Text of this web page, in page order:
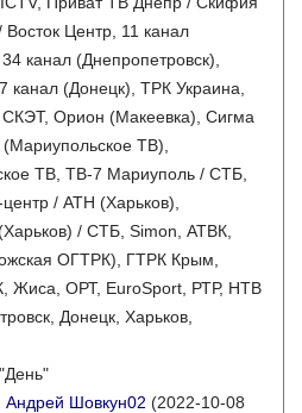
Восток Центр, 11 канал
канал (Днепропетровск),
канал (Донецк), ТРК Украина,
Орион (Макеевка), Сигма
ТВ),
ТВ, ТВ-7 Мариуполь / СТБ,
/ АТН (Харьков),
/ СТБ, Simon, АТВК,
ОГТРК), ГТРК Крым,
Жиса, ОРТ, EuroSport, РТР, НТВ
Донецк, Харьков,
Андрей Шовкун02 (2022-10-08